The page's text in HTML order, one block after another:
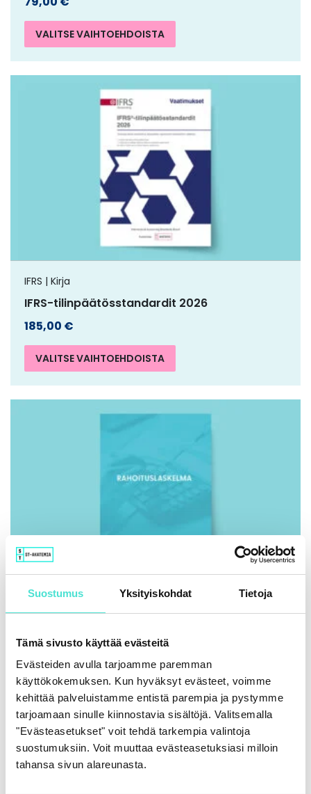
Suostumus Yksityiskohdat Tietoja
Tämä sivusto käyttää evästeitä
Evästeiden avulla tarjoamme paremman
käyttökokemuksen. Kun hyväksyt evästeet, voimme
kehittää palveluistamme entistä parempia ja pystymme
tarjoamaan sinulle kiinnostavia sisältöjä. Valitsemalla
"Evästeasetukset" voit tehdä tarkempia valintoja
suostumuksiin. Voit muuttaa evästeasetuksiasi milloin
tahansa sivun alareunasta.
VALITSE VAIHTOEHDOISTA
IFRS | Kirja
IFRS-tilinpäätösstandardit 2026
185,00 €
VALITSE VAIHTOEHDOISTA
86,00€ (+ alv)
LISÄÄ OSTOSKORIIN
KAIKKI KIRJAT